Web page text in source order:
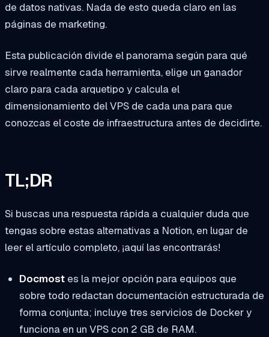
de datos nativas. Nada de esto queda claro en las
páginas de marketing.
Esta publicación divide el panorama según para qué
sirve realmente cada herramienta, elige un ganador
claro para cada arquetipo y calcula el
dimensionamiento del VPS de cada una para que
conozcas el coste de infraestructura antes de decidirte.
TL;DR
Si buscas una respuesta rápida a cualquier duda que
tengas sobre estas alternativas a Notion, en lugar de
leer el artículo completo, ¡aquí las encontrarás!
Docmostes la mejor opción para equipos que
sobre todo redactan documentación estructurada de
forma conjunta; incluye tres servicios de Docker y
funciona en un VPS con 2 GB de RAM.